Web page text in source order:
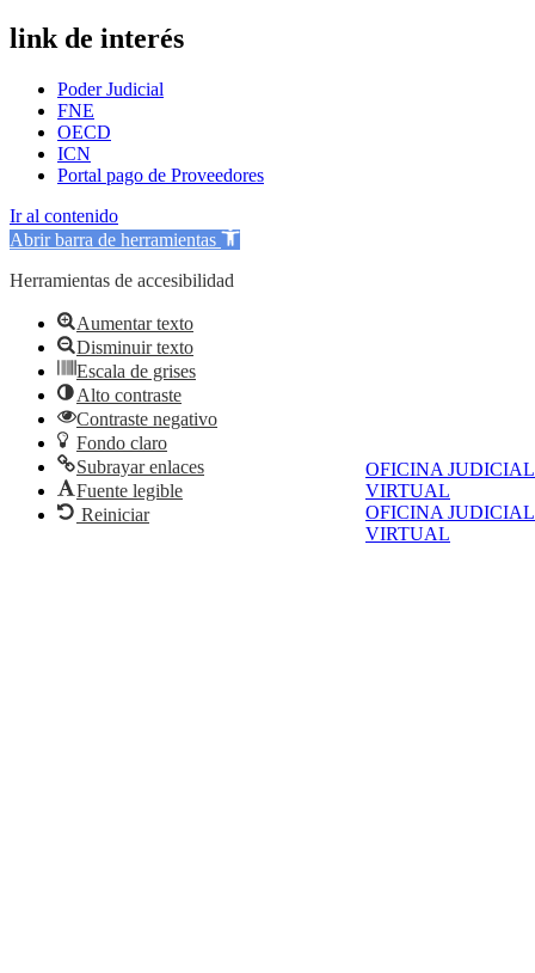
OFICINA JUDICIAL
VIRTUAL
OFICINA JUDICIAL
VIRTUAL
link de interés
Poder Judicial
FNE
OECD
ICN
Portal pago de Proveedores
Ir al contenido
Abrir barra de herramientas
Herramientas de accesibilidad
Aumentar texto
Disminuir texto
Escala de grises
Alto contraste
Contraste negativo
Fondo claro
Subrayar enlaces
Fuente legible
Reiniciar